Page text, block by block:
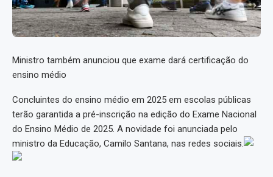
Ministro também anunciou que exame dará certificação do
ensino médio
Concluintes do ensino médio em 2025 em escolas públicas
terão garantida a pré-inscrição na edição do Exame Nacional
do Ensino Médio de 2025. A novidade foi anunciada pelo
ministro da Educação, Camilo Santana, nas redes sociais.